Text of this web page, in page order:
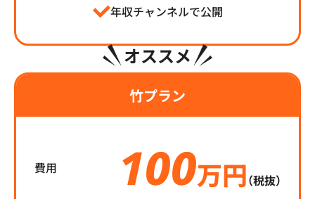
年収チャンネルで公開
オススメ
竹プラン
費用 100万円（税抜）